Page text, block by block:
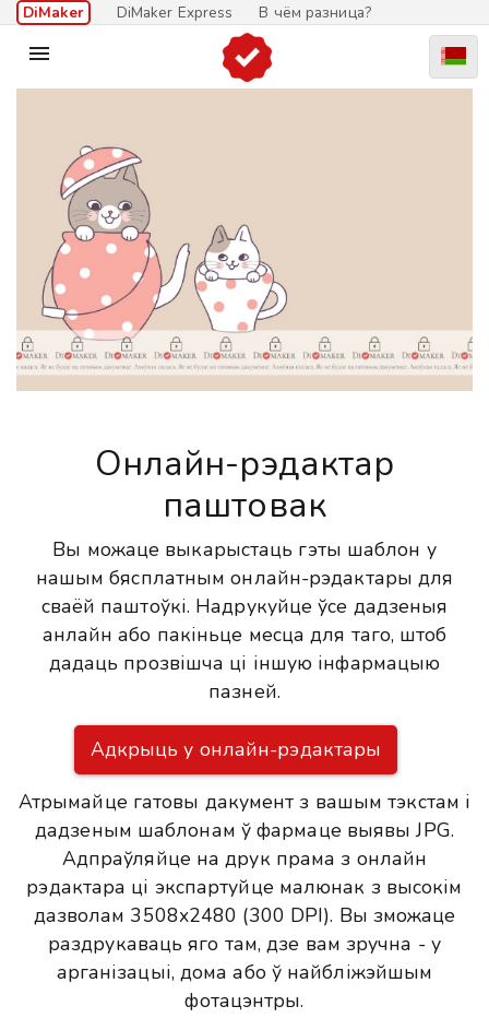
DiMaker DiMaker Express В чём разница?

Онлайн-рэдактар
паштовак
Вы можаце выкарыстаць гэты шаблон у
нашым бясплатным онлайн-рэдактары для
сваёй паштоўкі. Надрукуйце ўсе дадзеныя
анлайн або пакіньце месца для таго, штоб
дадаць прозвішча ці іншую інфармацыю
пазней.
Адкрыць у онлайн-рэдактары
Атрымайце гатовы дакумент з вашым тэкстам і
дадзеным шаблонам ў фармаце выявы JPG.
Адпраўляйце на друк прама з онлайн
рэдактара ці экспартуйце малюнак з высокім
дазволам 3508x2480 (300 DPI). Вы зможаце
раздрукаваць яго там, дзе вам зручна - у
арганізацыі, дома або ў найбліжэйшым
фотацэнтры.